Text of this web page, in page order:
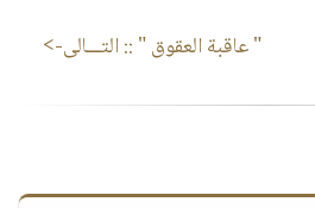
" عاقبة العقوق " :: التـــالى->